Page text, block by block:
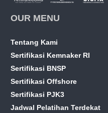
OUR MENU
Tentang Kami
Sertifikasi Kemnaker RI
Sertifikasi BNSP
Sertifikasi Offshore
Sertifikasi PJK3
Jadwal Pelatihan Terdekat